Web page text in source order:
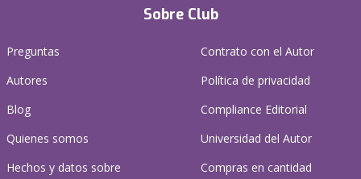
Sobre Club
Preguntas
Autores
Blog
Quienes somos
Hechos y datos sobre
Contrato con el Autor
Política de privacidad
Compliance Editorial
Universidad del Autor
Compras en cantidad